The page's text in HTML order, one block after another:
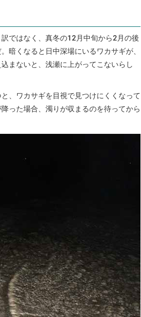
ではなく、真冬の12月中旬から2月の後
暗くなると日中深場にいるワカサギが、
まないと、浅瀬に上がってこないらし
、ワカサギを目視で見つけにくくなって
った場合、濁りが収まるのを待ってから